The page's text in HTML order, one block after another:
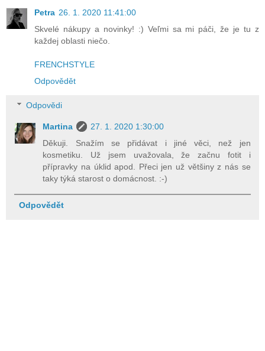
Petra 26. 1. 2020 11:41:00
Skvelé nákupy a novinky! :) Veľmi sa mi páči, že je tu z
každej oblasti niečo.
FRENCHSTYLE
Odpovědět
Odpovědi
Martina
27. 1. 2020 1:30:00
Děkuji. Snažím se přidávat i jiné věci, než jen
kosmetiku. Už jsem uvažovala, že začnu fotit i
přípravky na úklid apod. Přeci jen už většiny z nás se
taky týká starost o domácnost. :-)
Odpovědět